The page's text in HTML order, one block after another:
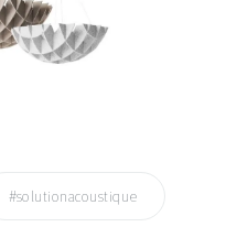
#solutionacoustique